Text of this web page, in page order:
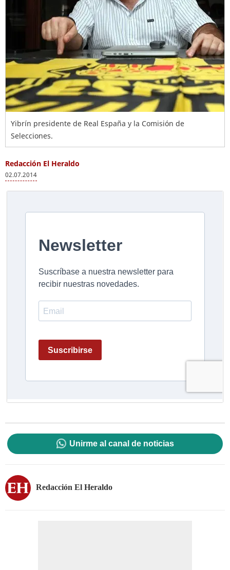
Yibrín presidente de Real España y la Comisión de
Selecciones.
Redacción El Heraldo
02.07.2014
Unirme al canal de noticias
Redacción El Heraldo